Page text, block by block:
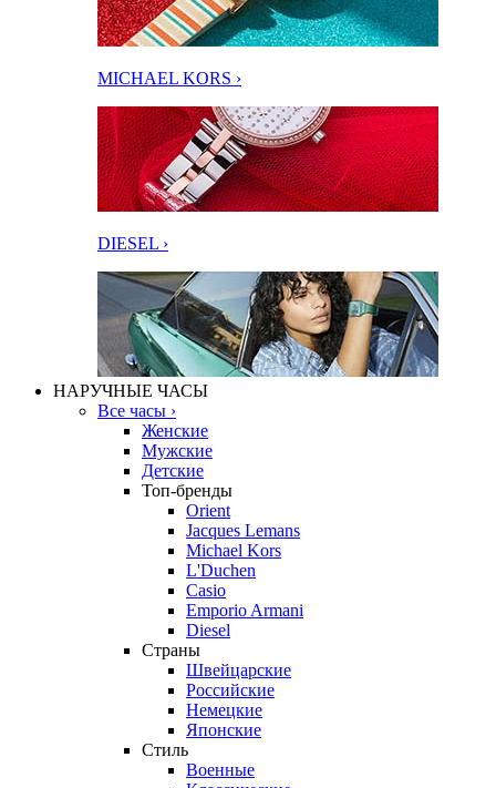
MICHAEL KORS ›
DIESEL ›
НАРУЧНЫЕ ЧАСЫ
Все часы ›
Женские
Мужские
Детские
Топ-бренды
Orient
Jacques Lemans
Michael Kors
L'Duchen
Casio
Emporio Armani
Diesel
Страны
Швейцарские
Российские
Немецкие
Японские
Стиль
Военные